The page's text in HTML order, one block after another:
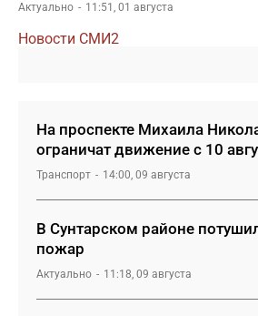
Актуально 11:51, 01 августа
Новости СМИ2
На проспекте Михаила
ограничат движение с 10
Транспорт 14:00, 09 августа
В Сунтарском районе
пожар
Актуально 11:18, 09 августа